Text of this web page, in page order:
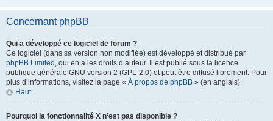
Concernant phpBB
Qui a développé ce logiciel de forum ?
Ce logiciel (dans sa version non modifiée) est développé et distribué par
phpBB Limited , qui en a les droits d’auteur. Il est publié sous la licence
publique générale GNU version 2 (GPL-2.0) et peut être diffusé librement. Pour
plus d’informations, visitez la page « À propos de phpBB » (en anglais).
Haut
Pourquoi la fonctionnalité X n’est pas disponible ?